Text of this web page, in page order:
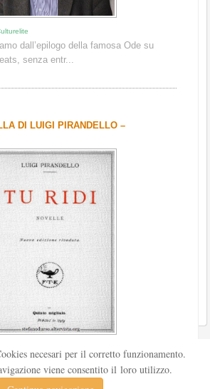
dall’epilogo della famosa Ode su
senza entr...
DI LUIGI PIRANDELLO –
sul «Corriere della sera», la novella Tu
inserita nella ...
necesari per il corretto funzionamento.
viene consentito il loro utilizzo.